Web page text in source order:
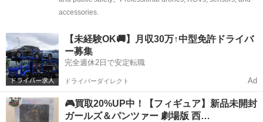
【未経験OK🚚】月収30万↑中型免許ドライバ
ー募集
完全週休2日で安定転職
ドライバーダイレクト Ad
🎮買取20%UP中！【フィギュア】新品未開封
ガールズ＆パンツァー 劇場版 西…